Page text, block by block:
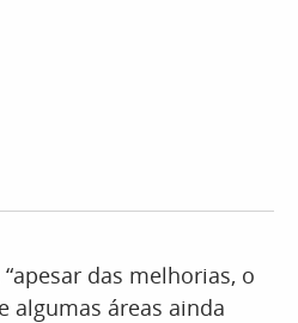
das melhorias, o
algumas áreas ainda